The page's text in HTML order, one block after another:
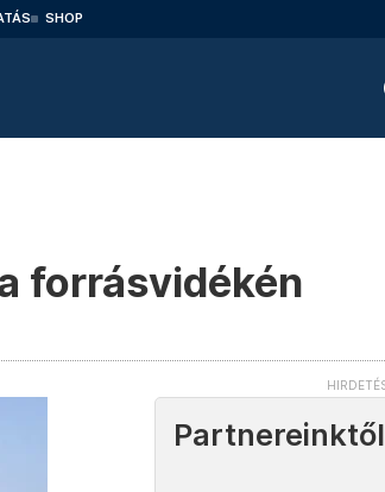
SHOP
forrásvidékén
Partnereinktől